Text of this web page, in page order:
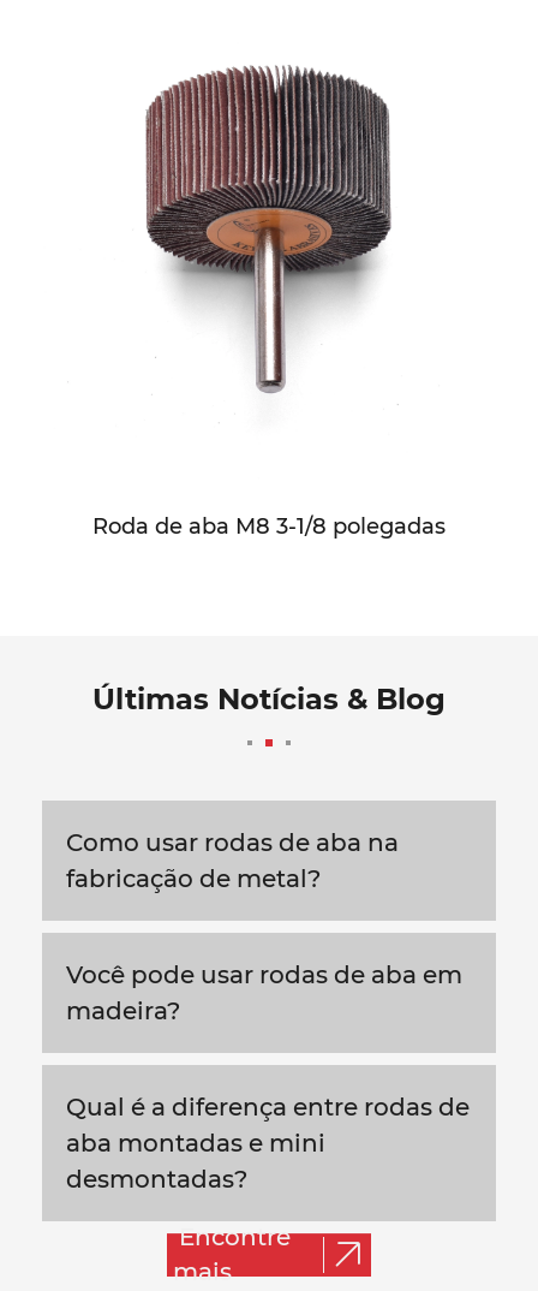
Roda de aba M8 3-1/8 polegadas
Últimas Notícias & Blog
Como usar rodas de aba na
fabricação de metal?
Você pode usar rodas de aba em
madeira?
Qual é a diferença entre rodas de
aba montadas e mini
desmontadas?
Encontre
mais